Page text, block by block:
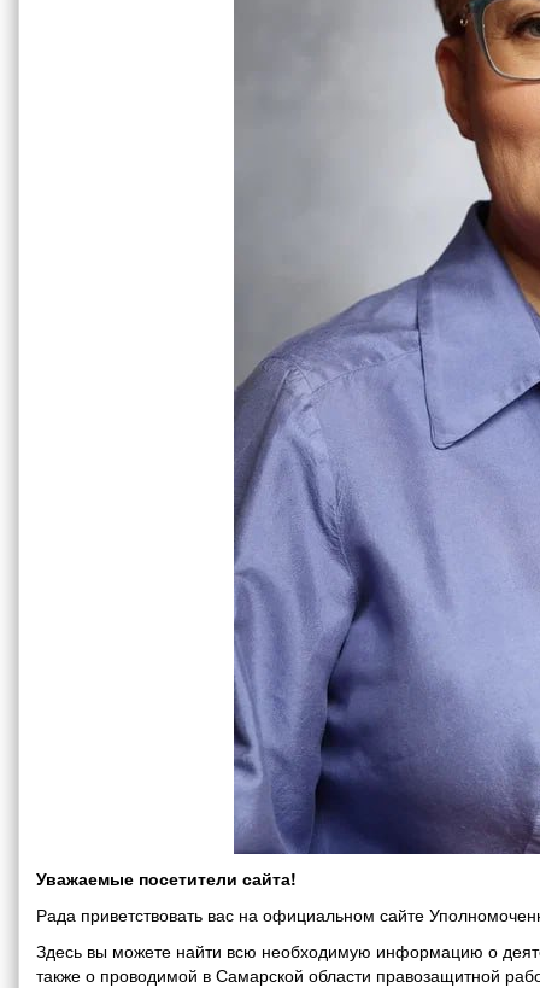
Уважаемые посетители сайта!
Рада приветствовать вас на официальном сайте
Здесь вы можете найти всю необходимую информацию о
также о проводимой в Самарской области правозащитной